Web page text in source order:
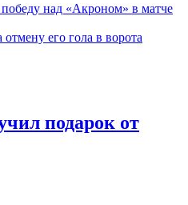
над «Акроном» в матче
его гола в ворота
подарок от